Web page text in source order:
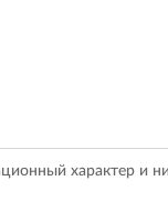
характер и